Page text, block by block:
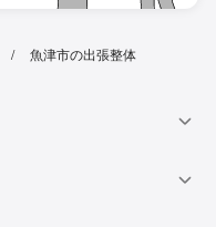
魚津市の出張整体